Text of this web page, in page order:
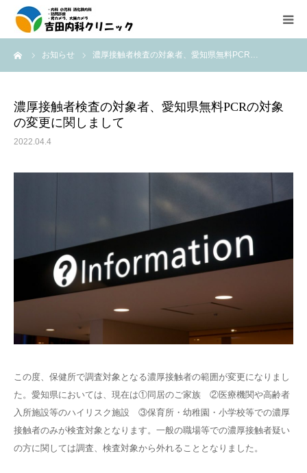
お知らせ 濃厚接触者検査の対象者、愛知県無料PCR…
濃厚接触者検査の対象者、愛知県無料PCRの対象
の変更に関しまして
2022.04.4
この度、保健所で調査対象となる濃厚接触者の範囲が変更になりまし
た。愛知県においては、現在は①同居のご家族 ②医療機関や高齢者
入所施設等のハイリスク施設 ③保育所・幼稚園・小学校等での濃厚
接触者のみが検査対象となります。一般の職場等での濃厚接触者疑い
の方に関しては調査、検査対象から外れることとなりました。
診療所紹介
在宅医療（往診、訪問診療）のご案内
内視鏡検査の紹介
アクセス
求人情報